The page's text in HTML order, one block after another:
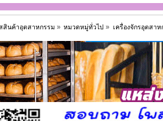
สินค้าอุตสาหกรรม » หมวดหมู่ทั่วไป » เครื่องจักรอุตสา